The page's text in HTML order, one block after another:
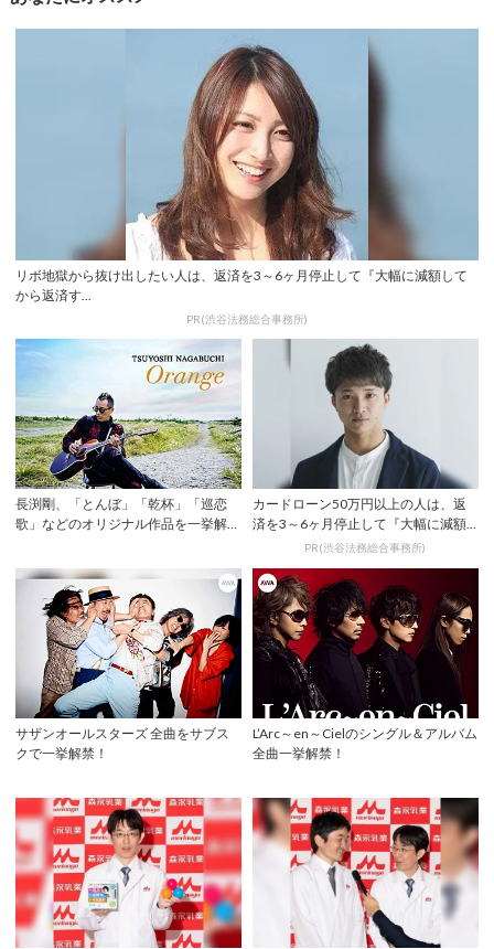
リボ地獄から抜け出したい人は、返済を3～6ヶ月停止して『大幅に減額して
から返済す...
PR(渋谷法務総合事務所)
長渕剛、「とんぼ」「乾杯」「巡恋
歌」などのオリジナル作品を一挙解
カードローン50万円以上の人は、返
済を3～6ヶ月停止して『大幅に減額
してから返済...PR(渋谷法務総合事務所)
サザンオールスターズ 全曲をサブス
クで一挙解禁！
L’Arc～en～Cielのシングル＆アルバム
全曲一挙解禁！